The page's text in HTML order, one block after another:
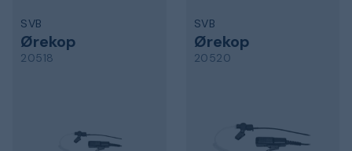
SVB
Ørekop
20518
SVB
Ørekop
20520